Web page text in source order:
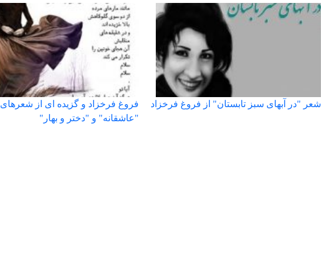
شعر "در آبهای سبز تابستان" از فروغ فرخزاد
فروغ فرخزاد و گزیده ای از شعرهای
"عاشقانه" و "دختر و بهار"